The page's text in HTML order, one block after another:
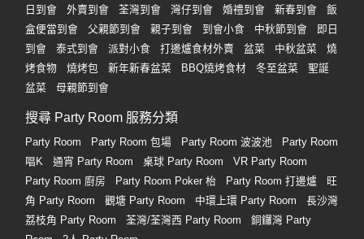
日到會
外賣到會 荃灣到會 灣仔到會 婚禮到會 新春到會
飯
盒便當到會
父親節到會 親子到會 到會小食 中秋節到會
即日
到會
泰式到會 派對小食 打邊爐食材外賣 盆菜 中秋盆菜
燒
烤食物
燒烤包 新年新春盆菜 BBQ燒烤食材 冬至盆菜
聖誕
盆菜
母親節到會
搜尋 Party Room 服務分類
Party Room Party Room 包場 Party Room 波波池
Party Room
唱K
通宵 Party Room 桌球 Party Room
VR Party Room
Party Room 廚房
Party Room Poker 枱 Party Room 打邊爐
旺
角 Party Room
觀塘 Party Room 中環上環 Party Room
長沙灣
荔枝角 Party Room
荃灣/荃灣西 Party Room
銅鑼灣 Party